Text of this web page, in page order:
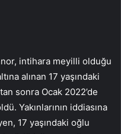
intihara meyilli olduğu
alınan 17 yaşındaki
sonra Ocak 2022’de
Yakınlarının iddiasına
17 yaşındaki oğlu